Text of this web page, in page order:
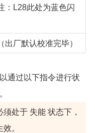
：L28此处为蓝色闪
出厂默认校准完毕）
通过以下指令进行状
处于 失能 状态下，
。